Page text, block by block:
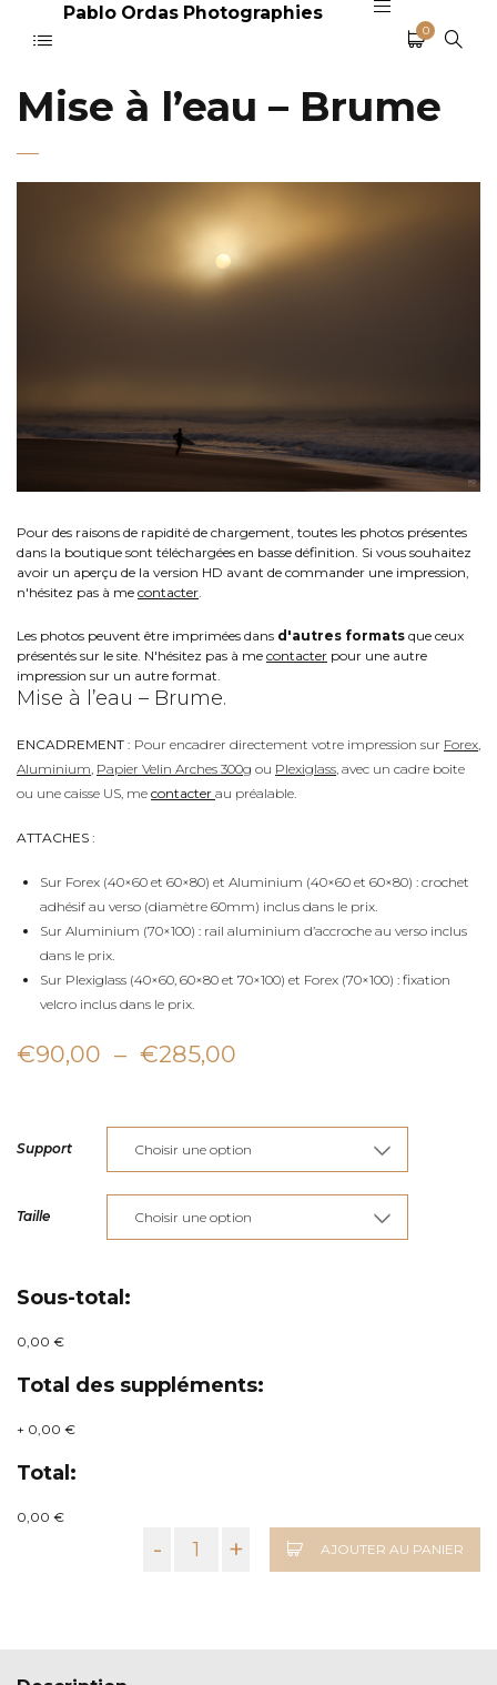
Pablo Ordas Photographies
0
Mise à l’eau – Brume
Pour des raisons de rapidité de chargement, toutes les photos présentes
dans la boutique sont téléchargées en basse définition. Si vous souhaitez
avoir un aperçu de la version HD avant de commander une impression,
n'hésitez pas à me contacter
Les photos peuvent être imprimées dans d'autres formats que ceux
présentés sur le site. N'hésitez pas à me contacter pour une autre
impression sur un autre format.
Mise à l’eau – Brume.
ENCADREMENT : Pour encadrer directement votre impression sur Forex
Aluminium Papier Velin Arches 300g ou Plexiglass , avec un cadre boite
ou une caisse US, me contacter au préalable.
ATTACHES :
Sur Forex (40×60 et 60×80) et Aluminium (40×60 et 60×80) : crochet
adhésif au verso (diamètre 60mm) inclus dans le prix.
Sur Aluminium (70×100) : rail aluminium d’accroche au verso inclus
dans le prix.
Sur Plexiglass (40×60, 60×80 et 70×100) et Forex (70×100) : fixation
velcro inclus dans le prix.
€90,00 – €285,00
prix :
€90,00
à
€285,00
Support
Taille
Sous-total:
0,00 €
Total des suppléments:
+ 0,00 €
Total:
0,00 €
- + AJOUTER AU PANIER